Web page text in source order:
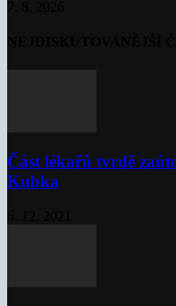
Část lékařů tvrdě
Kubka